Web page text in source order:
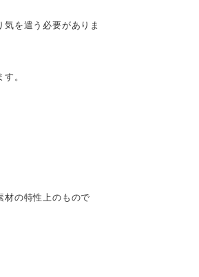
を遣う必要がありま
。
材の特性上のもので